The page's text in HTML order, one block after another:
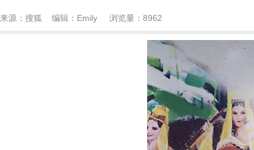
来源：搜狐 编辑：Emily 浏览量： 8962